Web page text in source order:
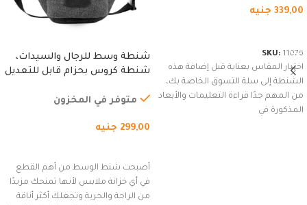
339,00 جنيه
SKU: 11076
اختيار المقاس بعناية قبل إضافة هذه
الشنطة إلى سلة التسوق الخاصة بك،
من المهم جدًا قراءة التعليمات والأبعاد
المذكورة في
شنطة وسط للرجال والسيدات،
شنطة كروس بحزام قابل للتعديل
السفر، الجري العادي، المشي
(رمادي)
متوفر في المخزون
299,00 جنيه
أصبحت شنط الوسط من أهم القطع
في أي خزانة ملابس لأنها تمنحك مزيدًا
من الراحة والحرية وتجعلك أكثر أناقة